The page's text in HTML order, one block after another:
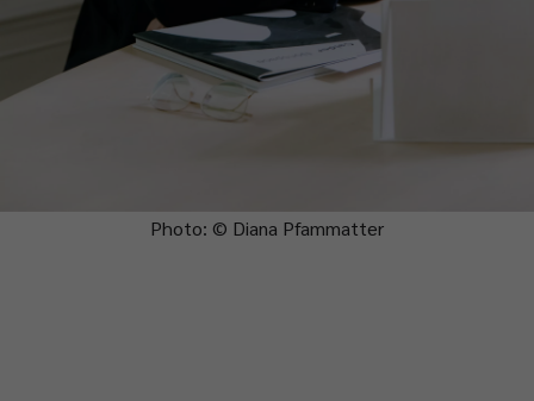
Photo: © Diana Pfammatter